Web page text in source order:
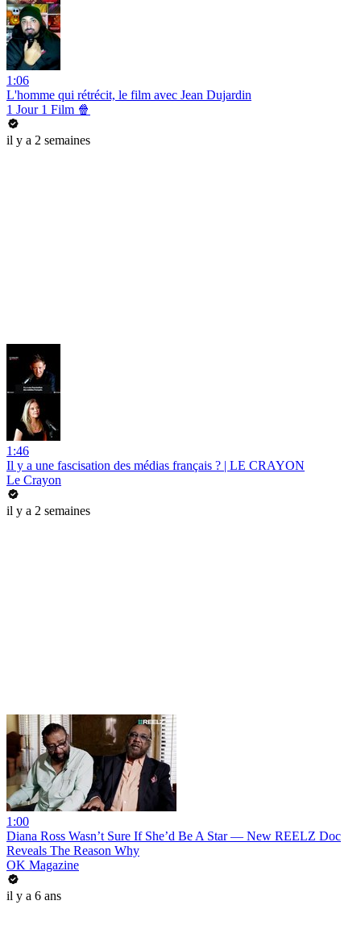
1:06
L'homme qui rétrécit, le film avec Jean Dujardin
1 Jour 1 Film 🍿
il y a 2 semaines
1:46
Il y a une fascisation des médias français ? | LE CRAYON
Le Crayon
il y a 2 semaines
1:00
Diana Ross Wasn’t Sure If She’d Be A Star — New REELZ Doc
Reveals The Reason Why
OK Magazine
il y a 6 ans